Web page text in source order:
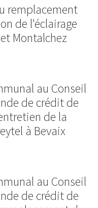
remplacement
de l'éclairage
Montalchez
au Conseil
de crédit de
de la
à Bevaix
au Conseil
de crédit de